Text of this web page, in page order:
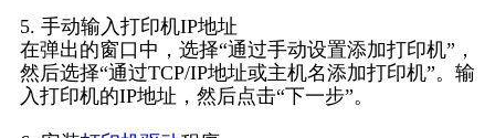
5. 手动输入打印机IP地址
在弹出的窗口中，选择“通过手动设置添加打印机”，
然后选择“通过TCP/IP地址或主机名添加打印机”。输
入打印机的IP地址，然后点击“下一步”。